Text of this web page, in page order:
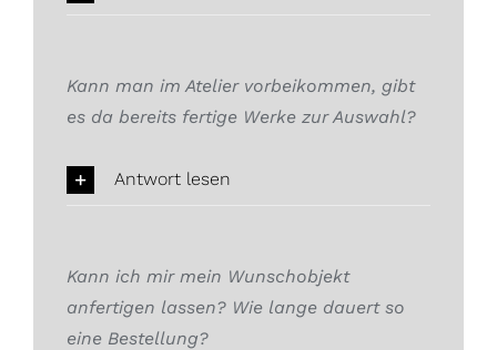
Kann man im Atelier vorbeikommen, gibt
es da bereits fertige Werke zur Auswahl?
Antwort lesen
Kann ich mir mein Wunschobjekt
anfertigen lassen? Wie lange dauert so
eine Bestellung?